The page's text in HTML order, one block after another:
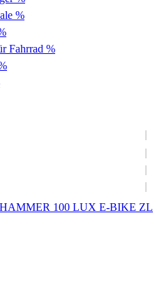
%
Fahrrad %
100 LUX E-BIKE ZL